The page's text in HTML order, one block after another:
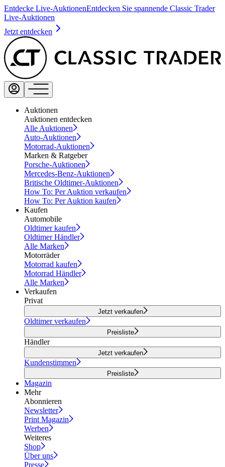
Entdecke Live-AuktionenEntdecken Sie spannende Classic Trader
Live-Auktionen
Jetzt entdecken
Auktionen
Auktionen entdecken
Alle Auktionen
Auto-Auktionen
Motorrad-Auktionen
Marken & Ratgeber
Porsche-Auktionen
Mercedes-Benz-Auktionen
Britische Oldtimer-Auktionen
How To: Per Auktion verkaufen
How To: Per Auktion kaufen
Kaufen
Automobile
Oldtimer kaufen
Oldtimer Händler
Alle Marken
Motorräder
Motorrad kaufen
Motorrad Händler
Alle Marken
Verkaufen
Privat
Jetzt verkaufen
Oldtimer verkaufen
Preisliste
Händler
Jetzt verkaufen
Kundenstimmen
Preisliste
Magazin
Mehr
Abonnieren
Newsletter
Print Magazin
Werben
Weiteres
Shop
Über uns
Presse